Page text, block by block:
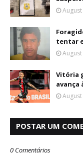
tentar
Vitória
avança
POSTAR UM
0 Comentários